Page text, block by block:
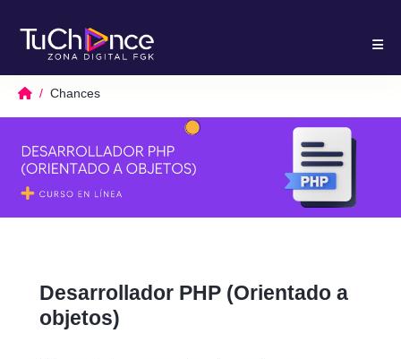
Chances
Desarrollador PHP (Orientado a
objetos)